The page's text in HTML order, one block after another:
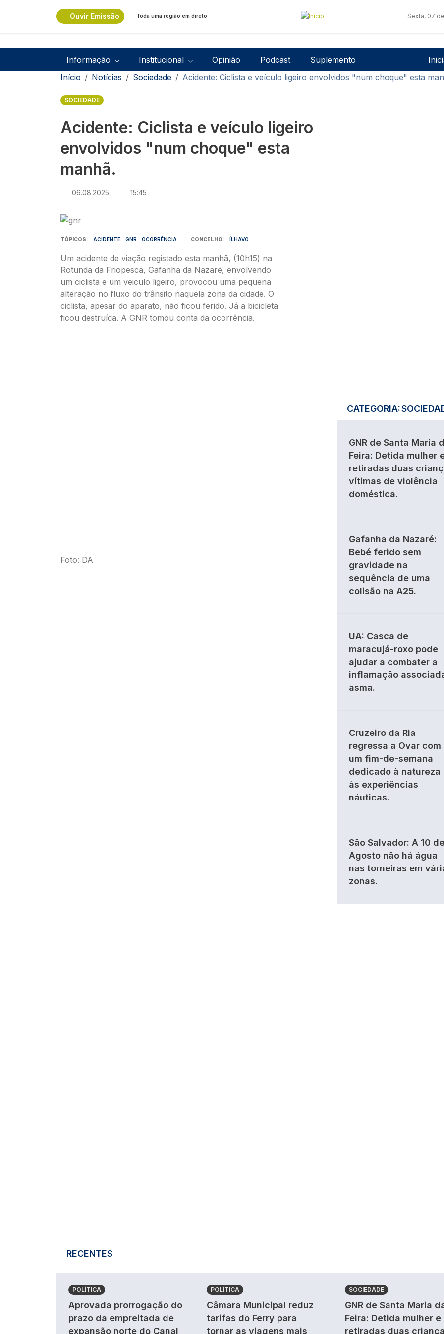
Ouvir Emissão Toda uma região em direto Sexta, 07
Navegação principal
Informação Institucional Opinião Podcast Suplemento
Navegação estrutural
Início Notícias Sociedade Acidente: Ciclista e veículo ligeiro envolvidos "num choque" esta
SOCIEDADE
Acidente: Ciclista e veículo ligeiro
envolvidos "num choque" esta
manhã.
06.08.2025 15:45
Imagem
TÓPICOS ACIDENTE GNR OCORRÊNCIA CONCELHO ÍLHAVO
Um acidente de viação registado esta manhã, (10h15) na
Rotunda da Friopesca, Gafanha da Nazaré, envolvendo
um ciclista e um veiculo ligeiro, provocou uma pequena
alteração no fluxo do trânsito naquela zona da cidade. O
ciclista, apesar do aparato, não ficou ferido. Já a bicicleta
ficou destruída. A GNR tomou conta da ocorrência.
Foto: DA
CATEGORIA:
GNR de Santa Maria
Feira: Detida mulher
retiradas duas
vítimas de violência
doméstica.
Gafanha da Nazaré:
Bebé ferido sem
gravidade na
sequência de uma
colisão na A25.
UA: Casca de
maracujá-roxo pode
ajudar a combater a
inflamação
asma.
Cruzeiro da Ria
regressa a Ovar com
um fim-de-semana
dedicado à natureza
às experiências
náuticas.
São Salvador: A 10 de
Agosto não há água
nas torneiras em
zonas.
RECENTES
POLÍTICA
Aprovada prorrogação do
prazo da empreitada de
expansão norte do Canal
POLÍTICA
Câmara Municipal reduz
tarifas do Ferry para
tornar as viagens mais
SOCIEDADE
GNR de Santa Maria
Feira: Detida mulher e
retiradas duas